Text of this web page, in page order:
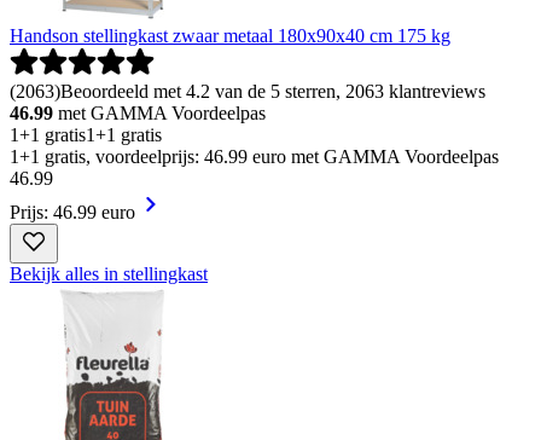
Handson stellingkast zwaar metaal 180x90x40 cm 175 kg
(2063)Beoordeeld met 4.2 van de 5 sterren, 2063 klantreviews
46.99 met GAMMA Voordeelpas
1+1 gratis1+1 gratis
1+1 gratis, voordeelprijs: 46.99 euro met GAMMA Voordeelpas
46.99
Prijs: 46.99 euro
Bekijk alles in stellingkast